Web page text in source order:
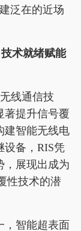
泛在的近场
技术就绪赋能
线通信技
著提升信号覆
建智能无线电
设备，RIS凭
，展现出成为
性技术的潜
，智能超表面